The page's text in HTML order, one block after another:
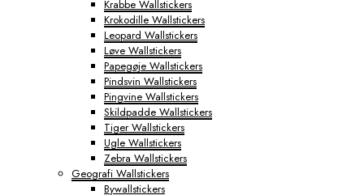
Krabbe Wallstickers
Krokodille Wallstickers
Leopard Wallstickers
Løve Wallstickers
Papegøje Wallstickers
Pindsvin Wallstickers
Pingvine Wallstickers
Skildpadde Wallstickers
Tiger Wallstickers
Ugle Wallstickers
Zebra Wallstickers
Geografi Wallstickers
Bywallstickers